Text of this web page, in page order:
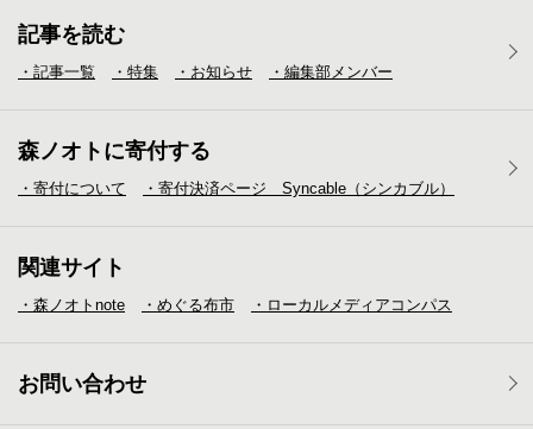
記事を読む
・記事一覧 ・特集 ・お知らせ ・編集部メンバー
森ノオトに寄付する
・寄付について ・寄付決済ページ Syncable（シンカブル）
関連サイト
・森ノオトnote ・めぐる布市 ・ローカルメディア コンパス
お問い合わせ